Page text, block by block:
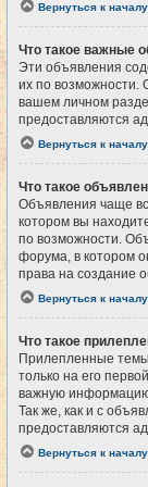
Вернуться к началу
Что такое важные
Эти объявления
их по возможности.
вашем личном
предоставляются
Вернуться к началу
Что такое
Объявления чаще
котором вы
по возможности.
форума, в котором
права на создание
Вернуться к началу
Что такое
Прилепленные
только на его
важную
Так же, как и с
предоставляются
Вернуться к началу